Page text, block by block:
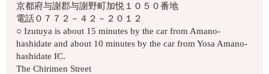
京都府与謝郡与謝野町加悦１０５０番地
電話０７７２－４２－２０１２
○ Izutuya is about 15 minutes by the car from Amano-
hashidate and about 10 minutes by the car from Yosa Amano-
hashidate IC.
The Chirimen Street